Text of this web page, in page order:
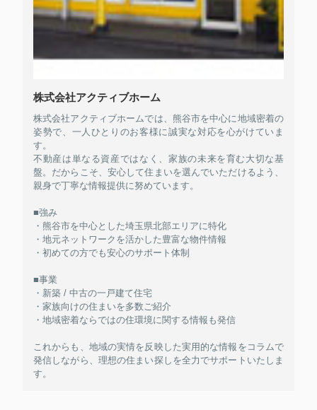
株式会社アクティブホーム
株式会社アクティブホームでは、熊谷市を中心に地域密着の
姿勢で、一人ひとりのお客様に誠実な対応を心がけていま
す。
不動産は単なる資産ではなく、家族の未来を育む大切な基
盤。だからこそ、安心して住まいを選んでいただけるよう、
親身で丁寧な情報提供に努めています。
■強み
・熊谷市を中心とした埼玉県北部エリアに特化
・地元ネットワークを活かした豊富な物件情報
・初めての方でも安心のサポート体制
■事業
・新築 / 中古の一戸建て住宅
・家族向けの住まいを多数ご紹介
・地域密着ならではの住環境に関する情報も発信
これからも、地域の実情を反映した実用的な情報をコラムで
発信しながら、理想の住まい探しを全力でサポートいたしま
す。